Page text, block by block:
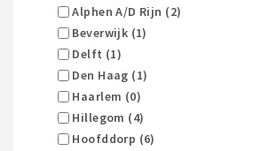
Alphen A/d Rijn (2)
Beverwijk (1)
Delft (1)
Den Haag (1)
Haarlem (0)
Hillegom (4)
Hoofddorp (6)